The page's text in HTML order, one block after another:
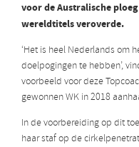
voor de Australische
wereldtitels veroverde.
‘Het is heel Nederlands om
doelpogingen te hebben’,
voorbeeld voor deze
gewonnen WK in 2018
In de voorbereiding op dit
haar staf op de